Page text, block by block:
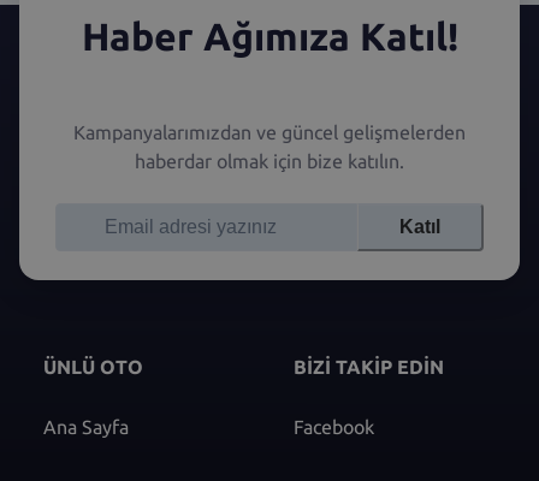
Haber Ağımıza Katıl!
Kampanyalarımızdan ve güncel gelişmelerden
haberdar olmak için bize katılın.
Katıl
ÜNLÜ OTO
Ana Sayfa
BİZİ TAKİP EDİN
Facebook